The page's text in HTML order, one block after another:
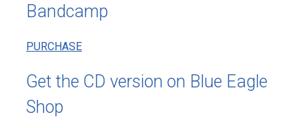
Bandcamp
PURCHASE
Get the CD version on Blue Eagle
Shop